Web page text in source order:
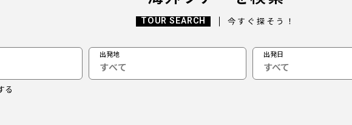
TOUR SEARCH 今すぐ探そう！
出発地 出発日
すべて
る